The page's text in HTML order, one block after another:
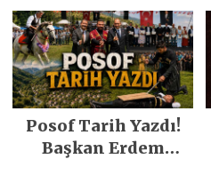
Posof Tarih Yazdı!
Başkan Erdem